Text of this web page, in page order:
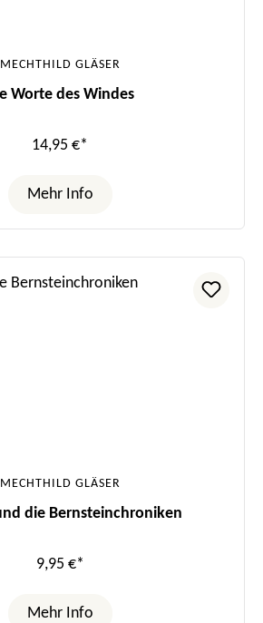
MECHTHILD GLÄSER
Worte des Windes
14,95 €*
Mehr Info
MECHTHILD GLÄSER
die Bernsteinchroniken
9,95 €*
Mehr Info